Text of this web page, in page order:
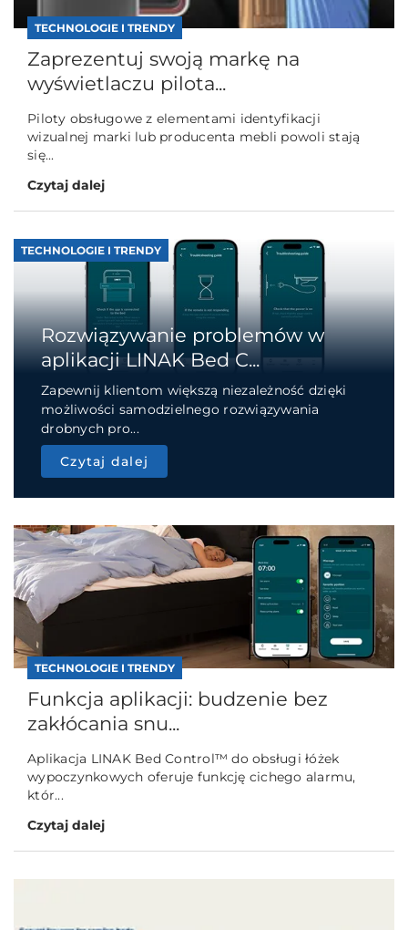
TECHNOLOGIE I TRENDY
Zaprezentuj swoją markę na
wyświetlaczu pilota...
Piloty obsługowe z elementami identyfikacji
wizualnej marki lub producenta mebli powoli stają
się...
Czytaj dalej
TECHNOLOGIE I TRENDY
Rozwiązywanie problemów w
aplikacji LINAK Bed C...
Zapewnij klientom większą niezależność dzięki
możliwości samodzielnego rozwiązywania
drobnych pro...
Czytaj dalej
TECHNOLOGIE I TRENDY
Funkcja aplikacji: budzenie bez
zakłócania snu...
Aplikacja LINAK Bed Control™ do obsługi łóżek
wypoczynkowych oferuje funkcję cichego alarmu,
któr...
Czytaj dalej